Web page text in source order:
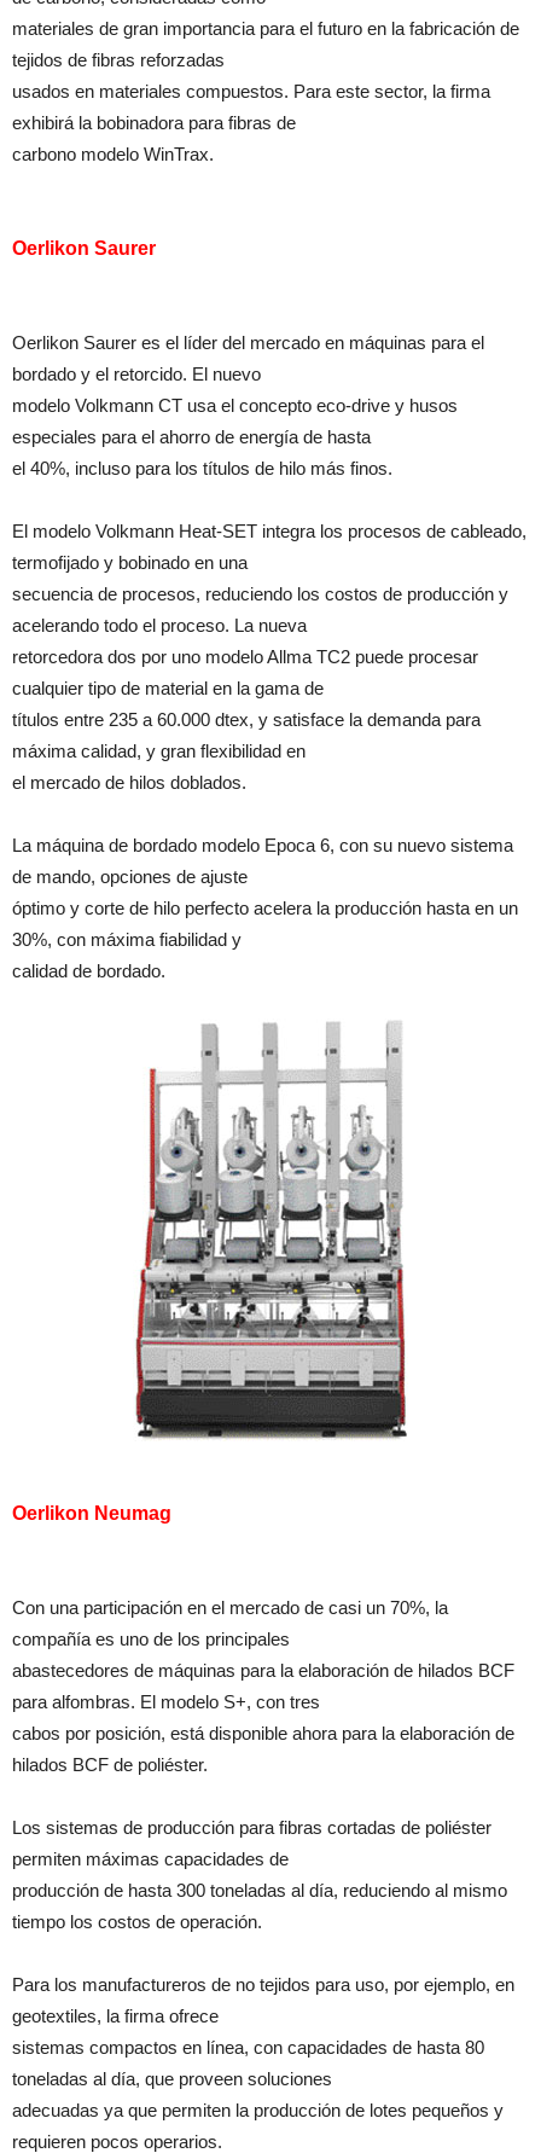
materiales de gran importancia para el futuro en la fabricación de
tejidos de fibras reforzadas
usados en materiales compuestos. Para este sector, la firma
exhibirá la bobinadora para fibras de
carbono modelo WinTrax.
Oerlikon Saurer
Oerlikon Saurer es el líder del mercado en máquinas para el
bordado y el retorcido. El nuevo
modelo Volkmann CT usa el concepto eco-drive y husos
especiales para el ahorro de energía de hasta
el 40%, incluso para los títulos de hilo más finos.
El modelo Volkmann Heat-SET integra los procesos de cableado,
termofijado y bobinado en una
secuencia de procesos, reduciendo los costos de producción y
acelerando todo el proceso. La nueva
retorcedora dos por uno modelo Allma TC2 puede procesar
cualquier tipo de material en la gama de
títulos entre 235 a 60.000 dtex, y satisface la demanda para
máxima calidad, y gran flexibilidad en
el mercado de hilos doblados.
La máquina de bordado modelo Epoca 6, con su nuevo sistema
de mando, opciones de ajuste
óptimo y corte de hilo perfecto acelera la producción hasta en un
30%, con máxima fiabilidad y
calidad de bordado.
Oerlikon Neumag
Con una participación en el mercado de casi un 70%, la
compañía es uno de los principales
abastecedores de máquinas para la elaboración de hilados BCF
para alfombras. El modelo S+, con tres
cabos por posición, está disponible ahora para la elaboración de
hilados BCF de poliéster.
Los sistemas de producción para fibras cortadas de poliéster
permiten máximas capacidades de
producción de hasta 300 toneladas al día, reduciendo al mismo
tiempo los costos de operación.
Para los manufactureros de no tejidos para uso, por ejemplo, en
geotextiles, la firma ofrece
sistemas compactos en línea, con capacidades de hasta 80
toneladas al día, que proveen soluciones
adecuadas ya que permiten la producción de lotes pequeños y
requieren pocos operarios.